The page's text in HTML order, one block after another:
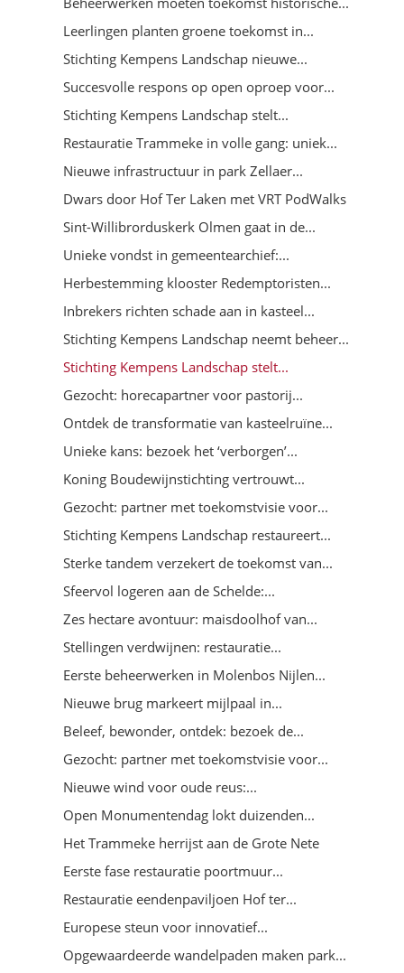
Leerlingen planten groene toekomst in...
Stichting Kempens Landschap nieuwe...
Succesvolle respons op open oproep voor...
Stichting Kempens Landschap stelt...
Restauratie Trammeke in volle gang: uniek...
Nieuwe infrastructuur in park Zellaer...
Dwars door Hof Ter Laken met VRT PodWalks
Sint-Willibrorduskerk Olmen gaat in de...
Unieke vondst in gemeentearchief:...
Herbestemming klooster Redemptoristen...
Inbrekers richten schade aan in kasteel...
Stichting Kempens Landschap neemt beheer...
Stichting Kempens Landschap stelt...
Gezocht: horecapartner voor pastorij...
Ontdek de transformatie van kasteelruïne...
Unieke kans: bezoek het ‘verborgen’...
Koning Boudewijnstichting vertrouwt...
Gezocht: partner met toekomstvisie voor...
Stichting Kempens Landschap restaureert...
Sterke tandem verzekert de toekomst van...
Sfeervol logeren aan de Schelde:...
Zes hectare avontuur: maisdoolhof van...
Stellingen verdwijnen: restauratie...
Eerste beheerwerken in Molenbos Nijlen...
Nieuwe brug markeert mijlpaal in...
Beleef, bewonder, ontdek: bezoek de...
Gezocht: partner met toekomstvisie voor...
Nieuwe wind voor oude reus:...
Open Monumentendag lokt duizenden...
Het Trammeke herrijst aan de Grote Nete
Eerste fase restauratie poortmuur...
Restauratie eendenpaviljoen Hof ter...
Europese steun voor innovatief...
Opgewaardeerde wandelpaden maken park...